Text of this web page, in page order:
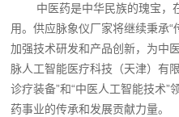
中医药是中华民族的瑰宝，
用。供应脉象仪厂家将继续秉承
加强技术研发和产品创新，为中
脉人工智能医疗科技（天津）有
诊疗装备”和“中医人工智能技术
药事业的传承和发展贡献力量。‍